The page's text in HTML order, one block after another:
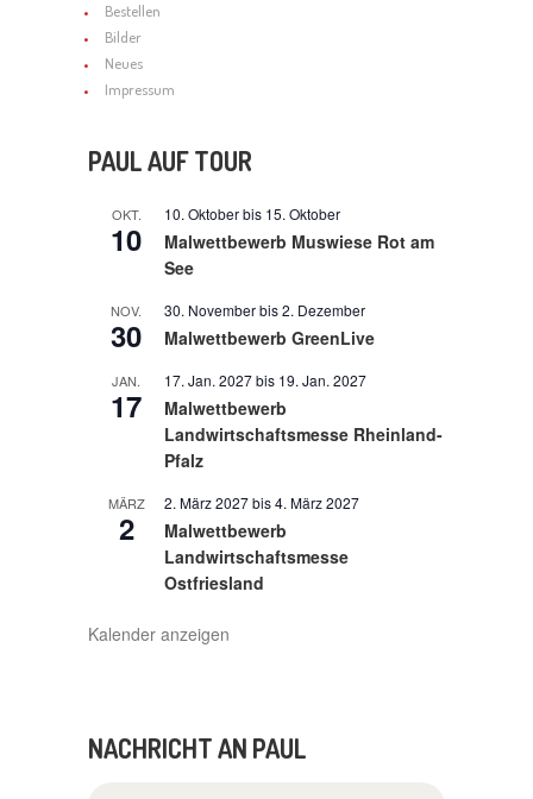
Bestellen
Bilder
Neues
Impressum
PAUL AUF TOUR
OKT.
10
10. Oktoberbis 15. Oktober
Malwettbewerb Muswiese Rot am
See
NOV.
30
30. Novemberbis2. Dezember
Malwettbewerb GreenLive
JAN.
17
17. Jan. 2027bis 19. Jan. 2027
Malwettbewerb
Landwirtschaftsmesse Rheinland-
Pfalz
MÄRZ
2
2. März 2027bis4. März 2027
Malwettbewerb
Landwirtschaftsmesse
Ostfriesland
Kalender anzeigen
NACHRICHT AN PAUL